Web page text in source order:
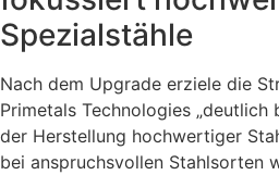
Spezialstähle
Nach dem Upgrade erziele die
Primetals Technologies „deutlich
der Herstellung hochwertiger
bei anspruchsvollen Stahlsorten